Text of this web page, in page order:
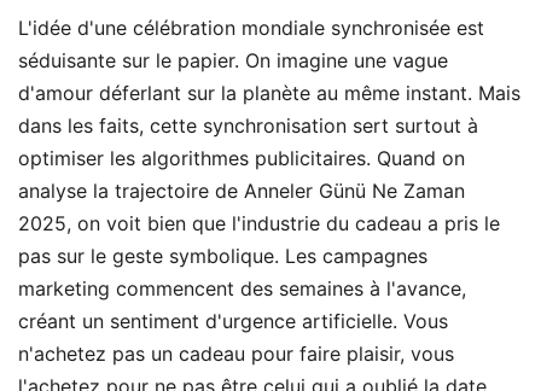
L'idée d'une célébration mondiale synchronisée est
séduisante sur le papier. On imagine une vague
d'amour déferlant sur la planète au même instant. Mais
dans les faits, cette synchronisation sert surtout à
optimiser les algorithmes publicitaires. Quand on
analyse la trajectoire de Anneler Günü Ne Zaman
2025, on voit bien que l'industrie du cadeau a pris le
pas sur le geste symbolique. Les campagnes
marketing commencent des semaines à l'avance,
créant un sentiment d'urgence artificielle. Vous
n'achetez pas un cadeau pour faire plaisir, vous
l'achetez pour ne pas être celui qui a oublié la date